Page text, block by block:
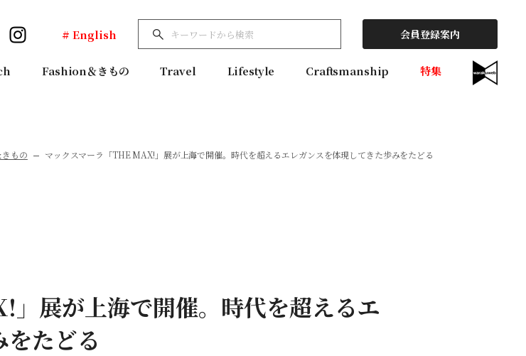
# English 会員登録案内
Fashion＆きもの Travel Lifestyle Craftsmanship 特集
もの マックスマーラ「THE MAX!」展が上海で開催。時代を超えるエレガンスを体現してきた歩みをたどる
展が上海で開催。時代を超えるエ
たどる